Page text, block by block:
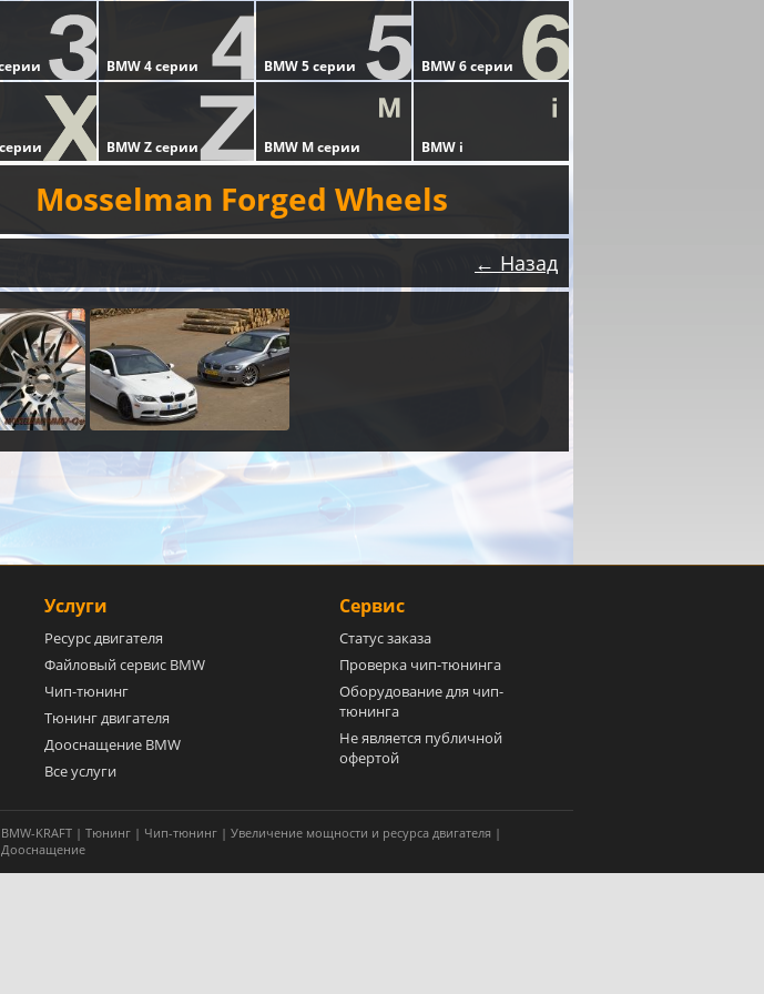
Mosselman Forged Wheels
← Назад
Услуги
Ресурс двигателя
Файловый сервис BMW
Чип-тюнинг
Тюнинг двигателя
Дооснащение BMW
Все услуги
Сервис
Статус заказа
Проверка чип-тюнинга
Оборудование для чип-
тюнинга
Не является публичной
офертой
BMW-KRAFT | Тюнинг | Чип-тюнинг | Увеличение мощности и ресурса двигателя |
Дооснащение